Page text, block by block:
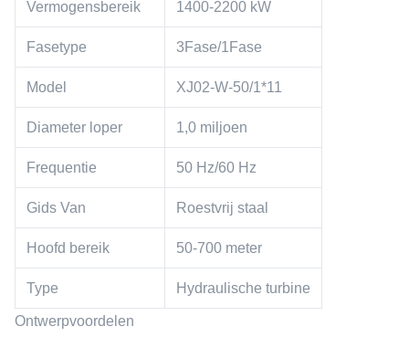
Vermogensbereik 1400-2200 kW
Fasetype 3Fase/1Fase
Model XJ02-W-50/1*11
Diameter loper 1,0 miljoen
Frequentie 50 Hz/60 Hz
Gids Van Roestvrij staal
Hoofd bereik 50-700 meter
Type Hydraulische turbine
Ontwerpvoordelen